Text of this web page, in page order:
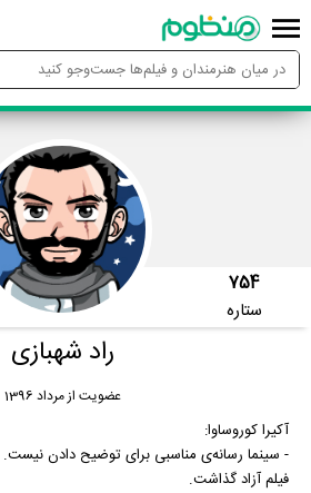
754
ستاره
راد شهبازی
عضویت از مرداد 1396
آکیرا کوروساوا:
- سینما رسانه‌ی مناسبی برای توضیح دادن
فیلم آزاد گذاشت.